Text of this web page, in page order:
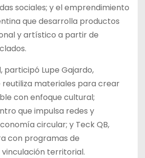
sociales; y el emprendimiento
que desarrolla productos
y artístico a partir de
participó Lupe Gajardo,
reutiliza materiales para crear
con enfoque cultural;
que impulsa redes y
circular; y Teck QB,
con programas de
territorial.